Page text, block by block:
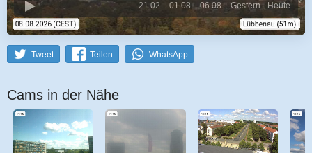
Heute
Gestern
06.08.
01.08.
21.02.
Tweet Teilen WhatsApp
Cams in der Nähe